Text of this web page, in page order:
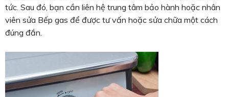
tức. Sau đó, bạn cần liên hệ trung tâm bảo hành hoặc nhân
viên sửa Bếp gas để được tư vấn hoặc sửa chữa một cách
đúng đắn.